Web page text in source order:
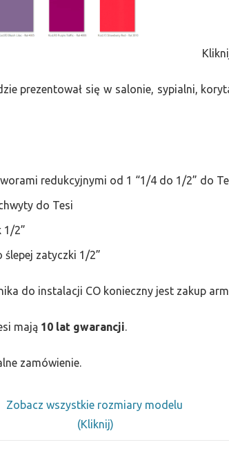
prezentował się w salonie, sypialni,
redukcyjnymi od 1 “1/4 do 1/2” do
do Tesi
1/2”
ślepej zatyczki 1/2”
do instalacji CO konieczny jest zakup
mają 10 lat gwarancji.
zamówienie.
Zobacz wszystkie rozmiary modelu
(Kliknij)